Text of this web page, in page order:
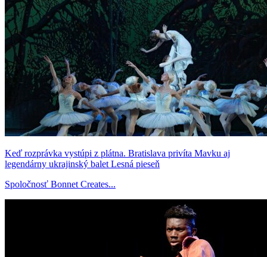
Keď rozprávka vystúpi z plátna. Bratislava privíta Mavku aj
legendárny ukrajinský balet Lesná pieseň
Spoločnosť Bonnet Creates...